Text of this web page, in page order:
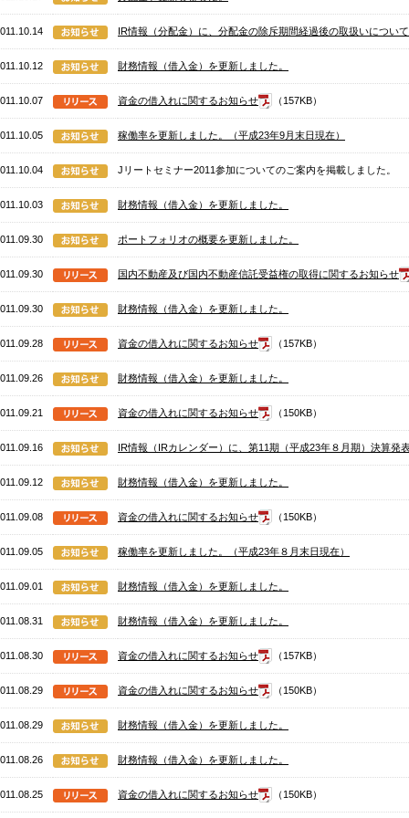
IR情報（分配金）に、分配金の除斥期間経過後の取扱いについて
財務情報（借入金）を更新しました。
資金の借入れに関するお知らせ （157KB）
稼働率を更新しました。（平成23年9月末日現在）
Jリートセミナー2011参加についてのご案内を掲載しました。
財務情報（借入金）を更新しました。
ポートフォリオの概要を更新しました。
国内不動産及び国内不動産信託受益権の取得に関するお知らせ
財務情報（借入金）を更新しました。
資金の借入れに関するお知らせ （157KB）
財務情報（借入金）を更新しました。
資金の借入れに関するお知らせ （150KB）
IR情報（IRカレンダー）に、第11期（平成23年８月期）決算発
財務情報（借入金）を更新しました。
資金の借入れに関するお知らせ （150KB）
稼働率を更新しました。（平成23年８月末日現在）
財務情報（借入金）を更新しました。
財務情報（借入金）を更新しました。
資金の借入れに関するお知らせ （157KB）
資金の借入れに関するお知らせ （150KB）
財務情報（借入金）を更新しました。
財務情報（借入金）を更新しました。
資金の借入れに関するお知らせ （150KB）